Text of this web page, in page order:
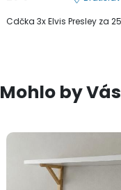
Cdčka 3x Elvis Presley za
Mohlo by